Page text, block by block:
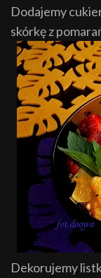
Dodajemy
skórkę z
Dekorujemy